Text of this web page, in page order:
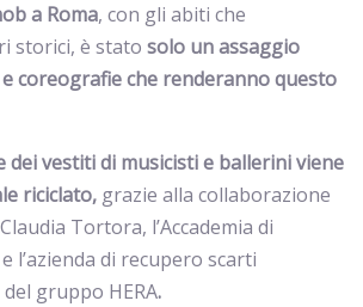
a Roma, con gli abiti che
storici, è stato solo un assaggio
coreografie che renderanno questo
dei vestiti di musicisti e ballerini viene
riciclato, grazie alla collaborazione
Tortora, l’Accademia di
l’azienda di recupero scarti
gruppo HERA.